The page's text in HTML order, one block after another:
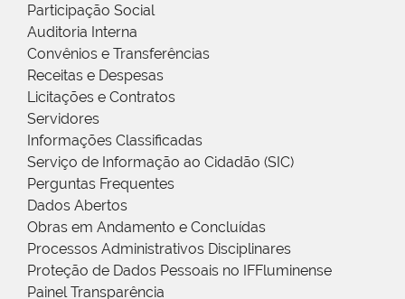
Participação Social
Auditoria Interna
Convênios e Transferências
Receitas e Despesas
Licitações e Contratos
Servidores
Informações Classificadas
Serviço de Informação ao Cidadão (SIC)
Perguntas Frequentes
Dados Abertos
Obras em Andamento e Concluídas
Processos Administrativos Disciplinares
Proteção de Dados Pessoais no IFFluminense
Painel Transparência